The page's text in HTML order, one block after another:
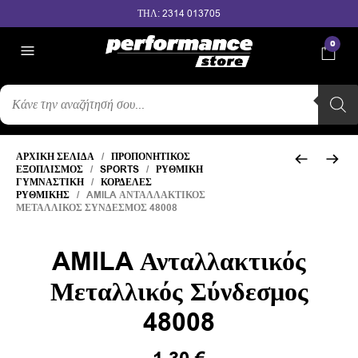
ΤΗΛ: 2314 013705
0
ΑΝΑΖΉΤΗΣΗ
ΠΡΟΪΌΝΤΩΝ
ΑΡΧΙΚΉ ΣΕΛΊΔΑ / ΠΡΟΠΟΝΗΤΙΚΌΣ
ΕΞΟΠΛΙΣΜΌΣ / SPORTS / ΡΥΘΜΙΚΉ
ΓΥΜΝΑΣΤΙΚΉ / ΚΟΡΔΈΛΕΣ
ΡΥΘΜΙΚΉΣ / AMILA ΑΝΤΑΛΛΑΚΤΙΚΌΣ
ΜΕΤΑΛΛΙΚΌΣ ΣΎΝΔΕΣΜΟΣ 48008
AMILA Ανταλλακτικός
Μεταλλικός Σύνδεσμος
48008